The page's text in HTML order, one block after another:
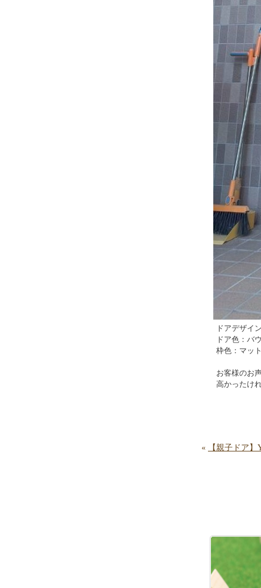
ドアデザイ
ドア色：バ
枠色：マッ
お客様のお
高かったけ
« 【親子ドア